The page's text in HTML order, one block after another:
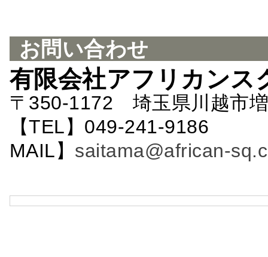
お問い合わせ
有限会社アフリカンス
〒350-1172 埼玉県川越市
【TEL】049-241-
MAIL】 saitama@african-